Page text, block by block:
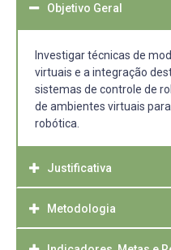
Objetivo Geral
Investigar técnicas de
virtuais e a integração
sistemas de controle de
de ambientes virtuais
robótica.
Justificativa
Os atuais avanços
robôs em atividades
Metodologia